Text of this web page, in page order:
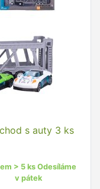
s auty 3 ks
> 5 ks Odesíláme
v pátek